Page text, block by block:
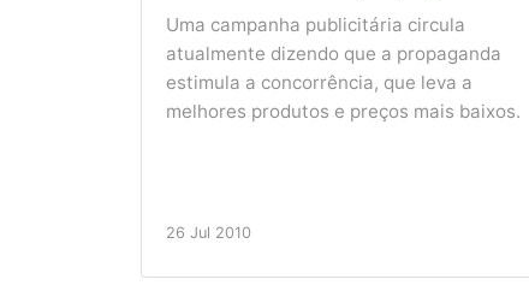
Uma campanha publicitária circula
atualmente dizendo que a propaganda
estimula a concorrência, que leva a
melhores produtos e preços mais baixos.
26 Jul 2010